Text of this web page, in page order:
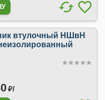
втулочный НШвН
₽/